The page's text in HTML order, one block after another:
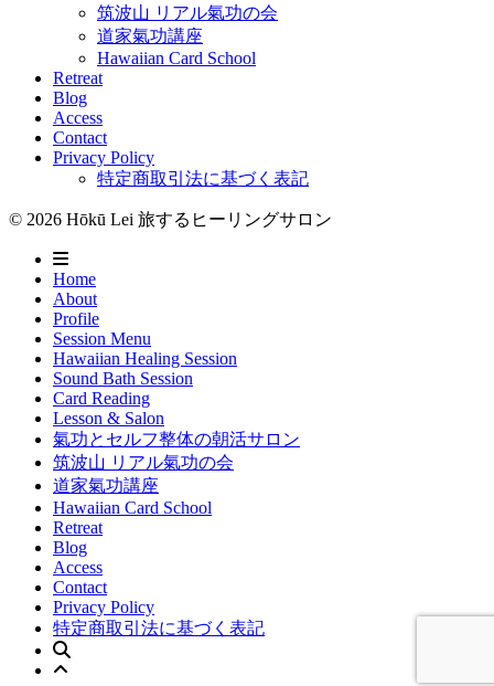
筑波山 リアル氣功の会
道家氣功講座
Hawaiian Card School
Retreat
Blog
Access
Contact
Privacy Policy
特定商取引法に基づく表記
© 2026 Hōkū Lei 旅するヒーリングサロン
Home
About
Profile
Session Menu
Hawaiian Healing Session
Sound Bath Session
Card Reading
Lesson & Salon
氣功とセルフ整体の朝活サロン
筑波山 リアル氣功の会
道家氣功講座
Hawaiian Card School
Retreat
Blog
Access
Contact
Privacy Policy
特定商取引法に基づく表記